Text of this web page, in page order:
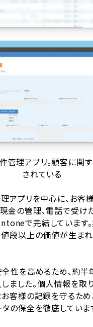
理アプリ。顧客に関
されている
アプリを中心に、お客
金の管理、電話で受け
で完結しています
値段以上の価値が生ま
全性を高めるため、約
ました。個人情報を取
客様の記録を守るため
の保全を徹底していま